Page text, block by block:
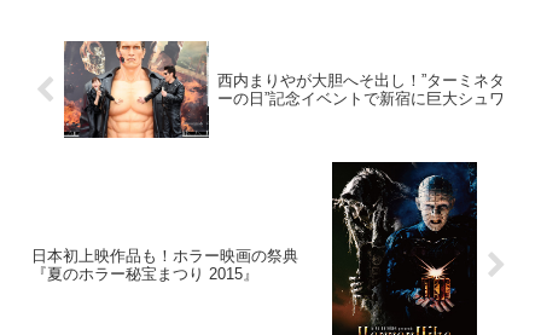
西内まりやが大胆へそ出し！”ターミネタ
ーの日”記念イベントで新宿に巨大シュワ
日本初上映作品も！ホラー映画の祭典
『夏のホラー秘宝まつり 2015』